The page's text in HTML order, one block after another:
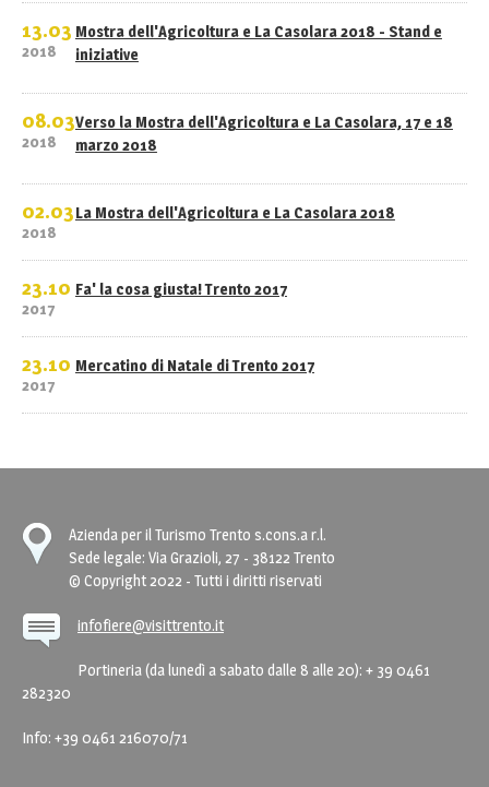
13.03
2018
Mostra dell'Agricoltura e La Casolara 2018 - Stand e
iniziative
08.03
2018
Verso la Mostra dell'Agricoltura e La Casolara, 17 e 18
marzo 2018
02.03
2018
La Mostra dell'Agricoltura e La Casolara 2018
23.10
2017
Fa' la cosa giusta! Trento 2017
23.10
2017
Mercatino di Natale di Trento 2017
Azienda per il Turismo Trento s.cons.a r.l.
Sede legale: Via Grazioli, 27 - 38122 Trento
© Copyright 2022 - Tutti i diritti riservati
infofiere@visittrento.it
Portineria (da lunedì a sabato dalle 8 alle 20): + 39 0461
282320
Info: +39 0461 216070/71